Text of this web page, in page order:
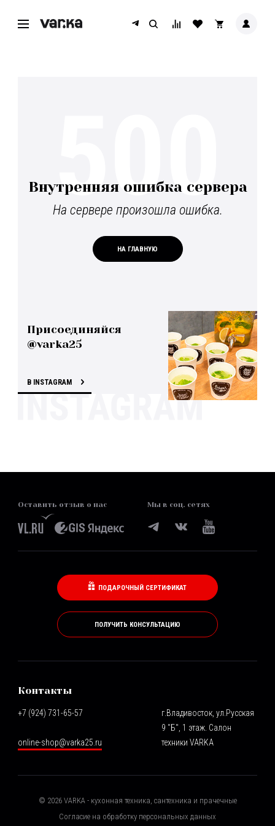
Внутренняя ошибка сервера
На сервере произошла ошибка.
НА ГЛАВНУЮ
500
Присоединяйся
@varka25
В INSTAGRAM
Оставить отзыв о нас Мы в соц. сетях
ПОДАРОЧНЫЙ СЕРТИФИКАТ
ПОЛУЧИТЬ КОНСУЛЬТАЦИЮ
Контакты
+7 (924) 731-65-57
online-shop@varka25.ru
г.Владивосток, ул.Русская
9 "Б", 1 этаж. Салон
техники VARKA
© 2026VARKA - кухонная техника, сантехника и прачечные
Согласие на обработку персональных данных